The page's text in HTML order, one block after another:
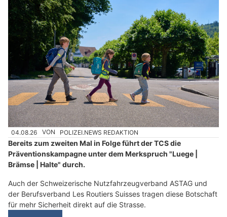
04.08.26 VON POLIZEI.NEWS REDAKTION
Bereits zum zweiten Mal in Folge führt der TCS die
Präventionskampagne unter dem Merkspruch "Luege |
Brämse | Halte" durch.
Auch der Schweizerische Nutzfahrzeugverband ASTAG und
der Berufsverband Les Routiers Suisses tragen diese Botschaft
für mehr Sicherheit direkt auf die Strasse.